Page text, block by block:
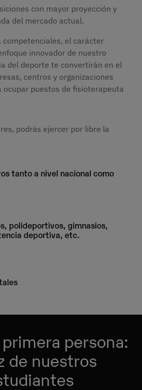
con mayor proyección y
del mercado actual.
competenciales, el carácter
innovador de nuestro
del deporte te convertirán en el
centros y organizaciones
ocupar puestos de fisioterapeuta
podrás ejercer por libre la
tanto a nivel nacional como
polideportivos, gimnasios,
deportiva, etc.
persona:
de nuestros